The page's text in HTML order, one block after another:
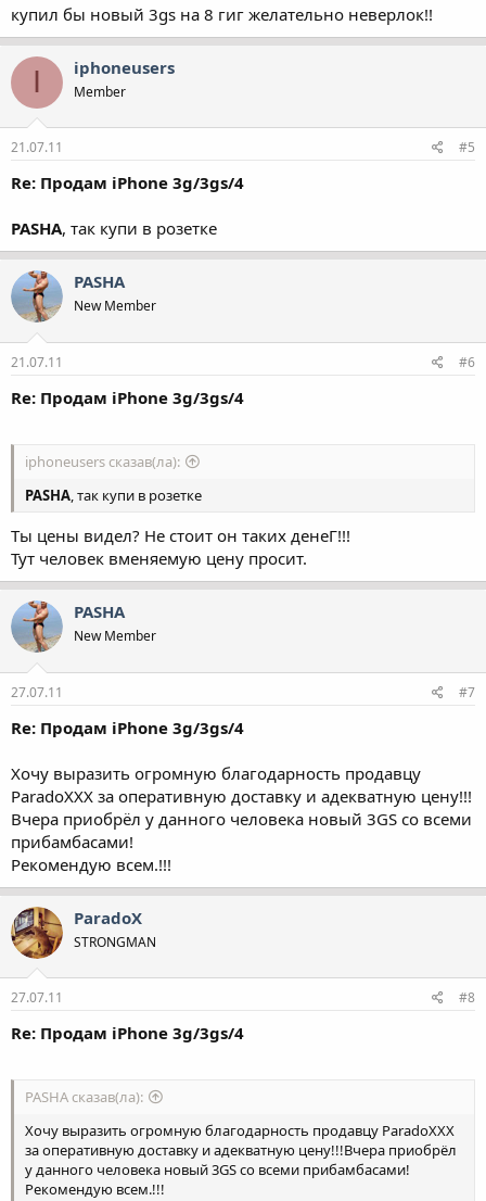
купил бы новый 3gs на 8 гиг желательно неверлок!!
I iphoneusers
Member
21.07.11 #5
Re: Продам iPhone 3g/3gs/4
PASHA, так купи в розетке
PASHA
New Member
21.07.11 #6
Re: Продам iPhone 3g/3gs/4
iphoneusers сказав(ла):
PASHA, так купи в розетке
Tы цены видел? Не стоит он таких денеГ!!!
Тут человек вменяемую цену просит.
PASHA
New Member
27.07.11 #7
Re: Продам iPhone 3g/3gs/4
Хочу выразить огромную благодарность продавцу
ParadoXXX за оперативную доставку и адекватную цену!!!
Вчера приобрёл у данного человека новый 3GS со всеми
прибамбасами!
Рекомендую всем.!!!
ParadoX
STRONGMAN
27.07.11 #8
Re: Продам iPhone 3g/3gs/4
PASHA сказав(ла):
Хочу выразить огромную благодарность продавцу ParadoXXX
за оперативную доставку и адекватную цену!!!Вчера приобрёл
у данного человека новый 3GS со всеми прибамбасами!
Рекомендую всем.!!!